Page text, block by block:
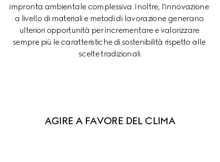
impronta ambientale complessiva. Inoltre, l’innovazione
a livello di materiali e metodi di lavorazione generano
ulteriori opportunità per incrementare e valorizzare
sempre più le caratteristiche di sostenibilità rispetto alle
scelte tradizionali.
AGIRE A FAVORE DEL CLIMA